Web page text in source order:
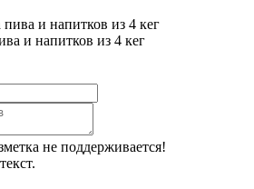
и напитков из 4 кег
не поддерживается!